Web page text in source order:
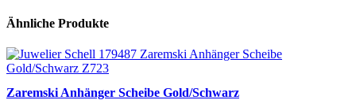
Ähnliche Produkte
Zaremski Anhänger Scheibe Gold/Schwarz